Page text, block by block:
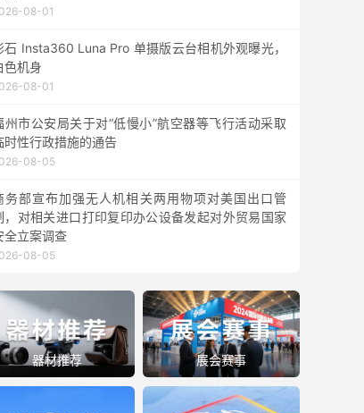
08-01
石 Insta360 Luna Pro 单摄版云台相机外观曝光，
色机身
08-01
州市公安局关于对“低慢小”航空器等飞行活动采取
时性行政措施的通告
08-05
务部宣布加强无人机相关两用物项对美国出口管
，对相关进口打印复印办公设备发起对外贸易国家
全立案调查
08-05
器材推荐 展会赛事